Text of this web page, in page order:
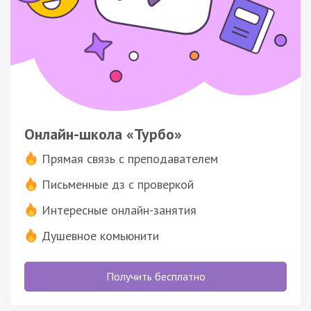
Онлайн-школа «Турбо»
Прямая связь с преподавателем
Письменные дз с проверкой
Интересные онлайн-занятия
Душевное комьюнити
Получить бесплатно